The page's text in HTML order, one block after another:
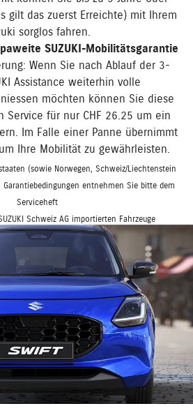
gilt das zuerst Erreichte) mit Ihrem
sorglos fahren.
SUZUKI-Mobilitätsgarantie
Wenn Sie nach Ablauf der 3-
Assistance weiterhin volle
möchten können Sie diese
Service für nur CHF 26.25 um ein
Im Falle einer Panne übernimmt
Ihre Mobilität zu gewährleisten.
(sowie Norwegen, Schweiz/Liechtenstein
entnehmen Sie bitte dem
Serviceheft
Schweiz AG importierten Fahrzeuge